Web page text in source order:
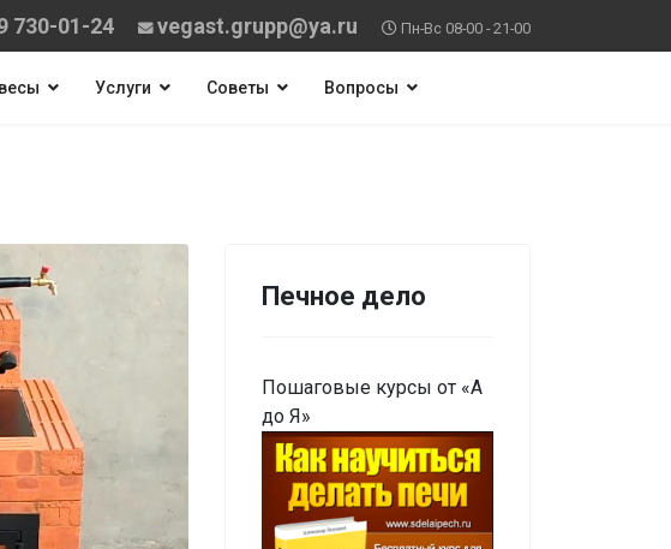
730-01-24 vegast.grupp@ya.ru Пн-Вс 08-00 - 21-00
Услуги Советы Вопросы
Печное дело
Пошаговые курсы от «А
до Я»